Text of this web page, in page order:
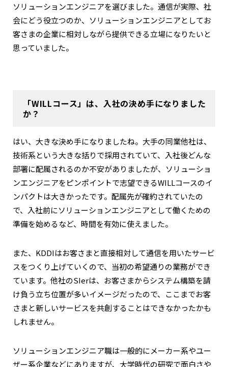
ソリューションエンジニアを選びました。通信が実際、社
会にどう役立つのか、ソリューションエンジニアとしてお
客さまの企業に相対しながら提供できる立場になりたいと
思っていました。
「WILLコース」は、入社の決め手になりました
か？
はい、大きな決め手になりましたね。大手の同業他社は、
技術系という大きな括りで採用されていて、入社後どんな
部署に配属されるのか不安がありましたが、ソリューショ
ンエンジニアをピンポイントで志望できるWILLコースのイ
ンパクトは大きかったです。配属先が確約されていたの
で、入社前にソリューションエンジニアとして働くための
準備を始めるなど、時間を有効に使えました。
また、KDDIはお客さまと直接相対して通信を用いたサービ
スをつくり上げていくので、当初の希望通りの業務ができ
ています。他社のSIerは、お客さまからシステム構築を請
け負う立ち位置が多いイメージだったので、ここまでお客
さまと新しいサービスを共創することはできなかったかも
しれません。
ソリューションエンジニア職は一般的にメーカー系やユー
ザー系企業などにありますが、大学時代の研究で面白さや